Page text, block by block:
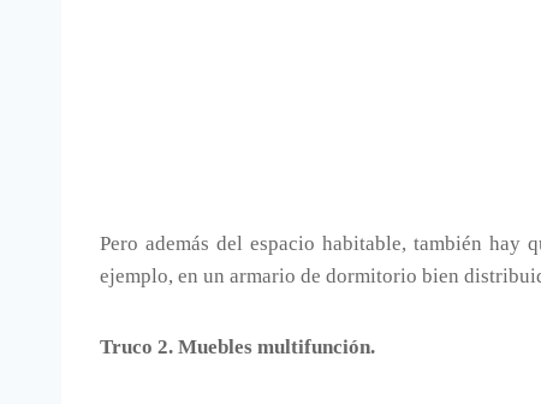
Pero además del espacio habitable, también
ejemplo, en un armario de dormitorio bien
Truco 2. Muebles multifunción.